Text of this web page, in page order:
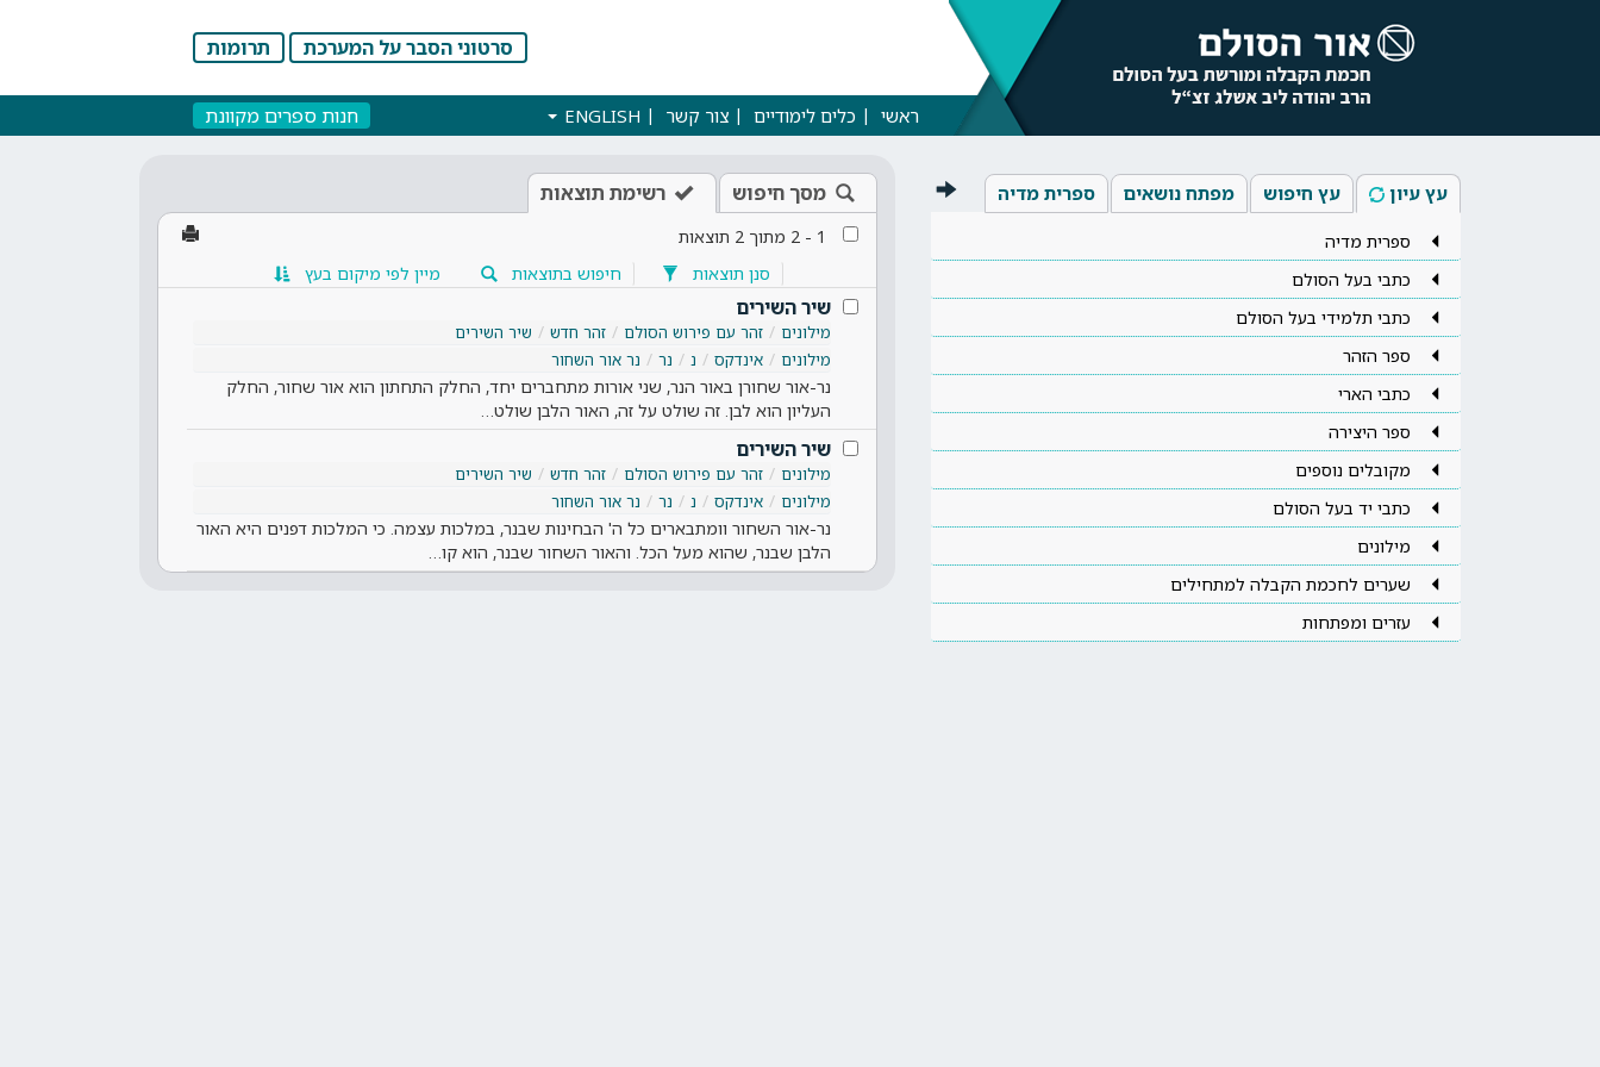
סרטוני הסבר על המערכת תרומות
ראשי כלים לימודיים צור קשר ENGLISH חנות ספרים מקוונת
עץ עיון עץ חיפוש מפתח נושאים ספרית מדיה
ספרית מדיה
כתבי בעל הסולם
כתבי תלמידי בעל הסולם
ספר הזהר
כתבי הארי
ספר היצירה
מקובלים נוספים
כתבי יד בעל הסולם
מילונים
שערים לחכמת הקבלה למתחילים
עזרים ומפתחות
מסך חיפוש רשימת תוצאות
1
-
2 מתוך 2 תוצאות
סנן תוצאות
חיפוש בתוצאות מיין לפי מיקום בעץ
שיר השירים
מילונים זהר עם פירוש הסולם זהר חדש
שיר השירים
מילונים
אינדקס נ נר נר אור השחור
נר-אור שחורן באור הנר, שני אורות מתחברים יחד, החלק התחתון הוא אור שחור, החלק
העליון הוא לבן. זה שולט על זה, האור הלבן שולט…
שיר השירים
מילונים זהר עם פירוש הסולם זהר חדש
שיר השירים
מילונים
אינדקס נ נר נר אור השחור
נר-אור השחור וומתבארים כל ה' הבחינות שבנר, במלכות עצמה. כי המלכות דפנים היא האור
הלבן שבנר, שהוא מעל הכל. והאור השחור שבנר, הוא קו…